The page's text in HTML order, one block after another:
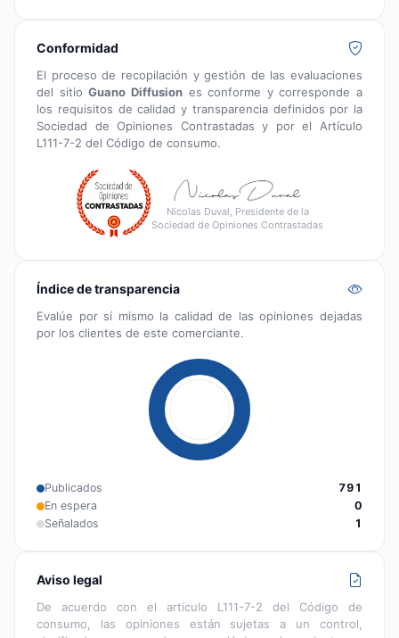
Conformidad
El proceso de recopilación y gestión de las evaluaciones
del sitioGuano Diffusiones conforme y corresponde a
los requisitos de calidad y transparencia definidos por la
Sociedad de Opiniones Contrastadas y por el Artículo
L111-7-2 del Código de consumo.
Nicolas Duval, Presidente de la
Sociedad de Opiniones Contrastadas
Índice de transparencia
Evalúe por sí mismo la calidad de las opiniones dejadas
por los clientes de este comerciante.
Publicados
791
En espera
0
Señalados
1
Aviso legal
De acuerdo con el artículo L111-7-2 del Código de
consumo, las opiniones están sujetas a un control,